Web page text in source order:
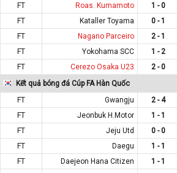
FT
Roas. Kumamoto 1 - 0
FT
Kataller Toyama 0 - 1
FT
Nagano Parceiro 2 - 1
FT
Yokohama SCC 1 - 2
FT
Cerezo Osaka U23 2 - 0
Kết quả bóng đá Cúp FA Hàn Quốc
FT
Gwangju 2 - 4
FT
Jeonbuk H.Motor 1 - 1
FT
Jeju Utd 0 - 0
FT
Daegu 1 - 1
FT
Daejeon Hana Citizen 1 - 1